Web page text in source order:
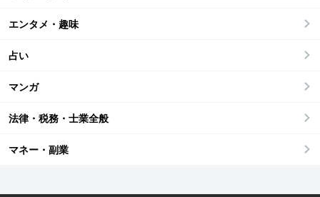
エンタメ・趣味
占い
マンガ
法律・税務・士業全般
マネー・副業